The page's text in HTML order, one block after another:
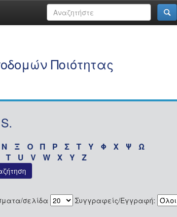
Ποιότητας
Ν Ξ Ο Π Ρ Σ Τ Υ Φ Χ Ψ
Ω
T U V W X Y Z
σελίδα Συγγραφείς/Εγγραφή: